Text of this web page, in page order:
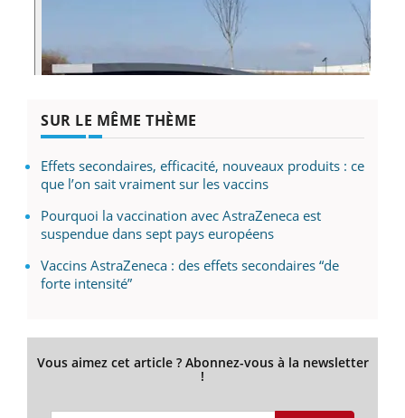
SUR LE MÊME THÈME
Effets secondaires, efficacité, nouveaux produits : ce
que l’on sait vraiment sur les vaccins
Pourquoi la vaccination avec AstraZeneca est
suspendue dans sept pays européens
Vaccins AstraZeneca : des effets secondaires “de
forte intensité”
Vous aimez cet article ? Abonnez-vous à la newsletter
!